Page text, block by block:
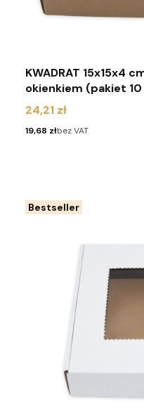
KWADRAT 15x15x4
okienkiem (pakiet
Cena
24,21 zł
Cena
19,68 złbez VAT
Bestseller